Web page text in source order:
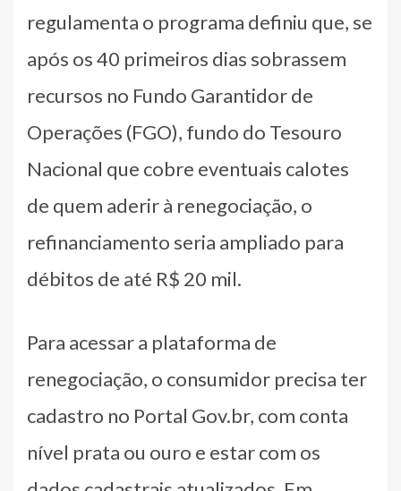
regulamenta o programa definiu que, se
após os 40 primeiros dias sobrassem
recursos no Fundo Garantidor de
Operações (FGO), fundo do Tesouro
Nacional que cobre eventuais calotes
de quem aderir à renegociação, o
refinanciamento seria ampliado para
débitos de até R$ 20 mil.
Para acessar a plataforma de
renegociação, o consumidor precisa ter
cadastro no Portal Gov.br, com conta
nível prata ou ouro e estar com os